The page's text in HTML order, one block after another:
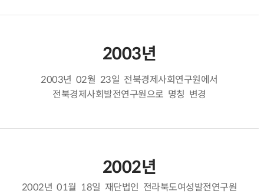
2003년
2003년 02월 23일 전북경제사회연구원에서
전북경제사회발전연구원으로 명칭 변경
2002년
2002년 01월 18일 재단법인 전라북도여성발전연구원